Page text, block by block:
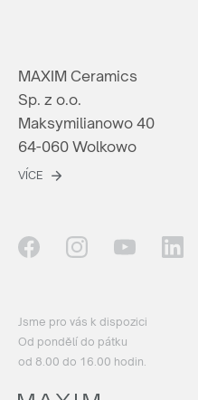
MAXIM Ceramics
Sp. z o.o.
Maksymilianowo 40
64-060 Wolkowo
VÍCE
Jsme pro vás k dispozici
Od pondělí do pátku
od 8.00 do 16.00 hodin.